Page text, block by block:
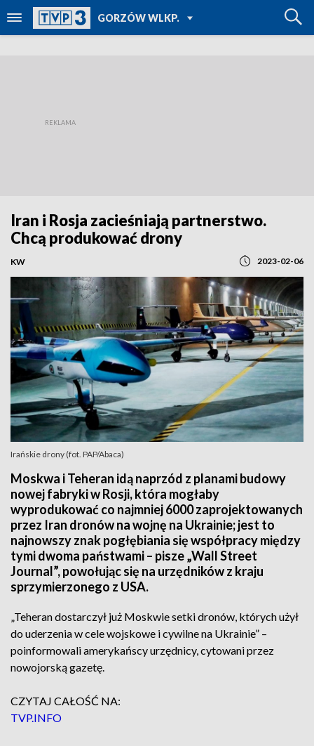
GORZÓW WLKP.
TVP REGIONY
Iran i Rosja zacieśniają partnerstwo.
Chcą produkować drony
KW 2023-02-06
Irańskie drony (fot. PAP/Abaca)
Moskwa i Teheran idą naprzód z planami budowy
nowej fabryki w Rosji, która mogłaby
wyprodukować co najmniej 6000 zaprojektowanych
przez Iran dronów na wojnę na Ukrainie; jest to
najnowszy znak pogłębiania się współpracy między
tymi dwoma państwami – pisze „Wall Street
Journal”, powołując się na urzędników z kraju
sprzymierzonego z USA.
„Teheran dostarczył już Moskwie setki dronów, których użył
do uderzenia w cele wojskowe i cywilne na Ukrainie” –
poinformowali amerykańscy urzędnicy, cytowani przez
nowojorską gazetę.
CZYTAJ CAŁOŚĆ NA:
TVP.INFO